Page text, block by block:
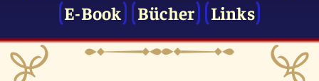
E-Book
Bücher Links